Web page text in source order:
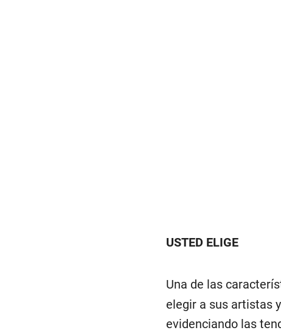
USTED ELIGE
Una de las
elegir a sus artistas
evidenciando las